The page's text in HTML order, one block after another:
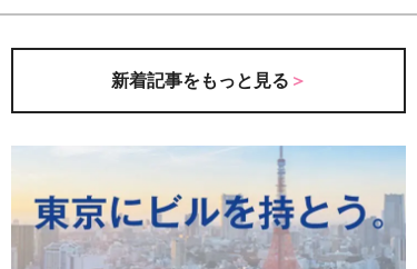
新着記事をもっと見る